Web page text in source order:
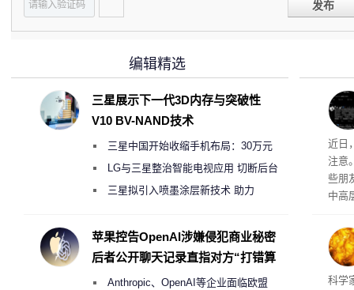
发布
近日
注意
些朋
中高
科学
编辑精选
三星展示下一代3D内存与突破性
V10 BV-NAND技术
三星中国开始收缩手机布局：30万元
月销售额不达标门店 将被逐步清退
LG与三星整治智能电视应用 切断后台
偷偷共享带宽的违规行为
三星拟引入喷墨涂层新技术 助力
度
苹果控告OpenAI涉嫌侵犯商业秘密
后者公开聊天记录直指对方“打错算
Anthropic、OpenAI等企业面临欧盟